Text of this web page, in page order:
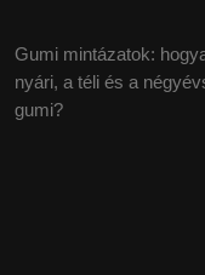
Gumi mintázatok:
nyári, a téli és a
gumi?